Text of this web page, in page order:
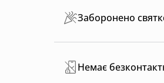
Заборонено
Немає